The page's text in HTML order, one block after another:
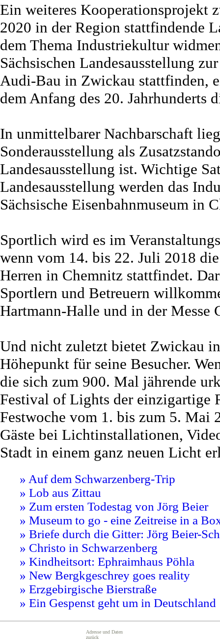
Ein weiteres Kooperationsprojekt
2020 in der Region stattfindende
dem Thema Industriekultur
Sächsischen Landesausstellung
Audi-Bau in Zwickau stattfinden,
dem Anfang des 20. Jahrhunderts
In unmittelbarer Nachbarschaft
Sonderausstellung als
Landesausstellung ist. Wichtige
Landesausstellung werden das
Sächsische Eisenbahnmuseum in
Sportlich wird es im
wenn vom 14. bis 22. Juli 2018
Herren in Chemnitz stattfindet.
Sportlern und Betreuern
Hartmann-Halle und in der Messe
Und nicht zuletzt bietet Zwickau
Höhepunkt für seine Besucher.
die sich zum 900. Mal jährende
Festival of Lights der einzigartige
Festwoche vom 1. bis zum 5. Mai
Gäste bei Lichtinstallationen,
Stadt in einem ganz neuen Licht
» Auf dem Schwarzenberg-Trip
» Lob aus Zittau
» Zum ersten Todestag von Jörg Beier
» Museum to go - eine Zeitreise in a
» Briefe durch die Gitter: Jörg Beier-
» Christo in Schwarzenberg
» Kindheitsort: Ephraimhaus Pöhla
» New Bergkgeschrey goes reality
» Erzgebirgische Bierstraße
» Ein Gespenst geht um in Deutschland
Adresse und Daten
zurück